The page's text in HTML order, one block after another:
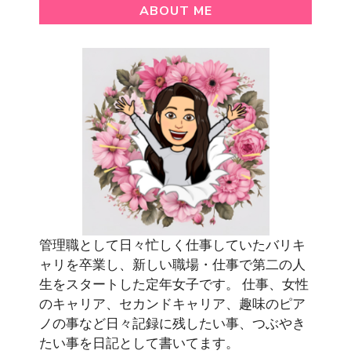
ABOUT ME
管理職として日々忙しく仕事していたバリキ
ャリを卒業し、新しい職場・仕事で第二の人
生をスタートした定年女子です。 仕事、女性
のキャリア、セカンドキャリア、趣味のピア
ノの事など日々記録に残したい事、つぶやき
たい事を日記として書いてます。